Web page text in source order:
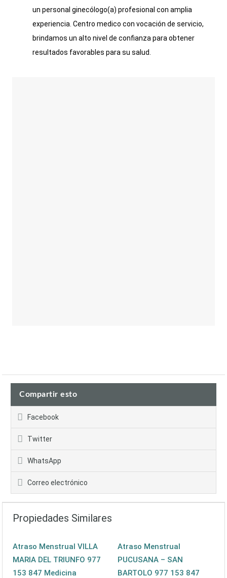
un personal ginecólogo(a) profesional con amplia
experiencia. Centro medico con vocación de servicio,
brindamos un alto nivel de confianza para obtener
resultados favorables para su salud.
Compartir esto
Facebook
Twitter
WhatsApp
Correo electrónico
Propiedades Similares
Atraso Menstrual VILLA
MARIA DEL TRIUNFO 977
153 847 Medicina
Atraso Menstrual
PUCUSANA – SAN
BARTOLO 977 153 847